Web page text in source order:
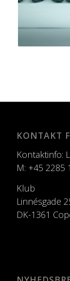
KONTAKT
Kontaktinfo:
M: +45 2285
Klub
Linnésgade
DK-1361